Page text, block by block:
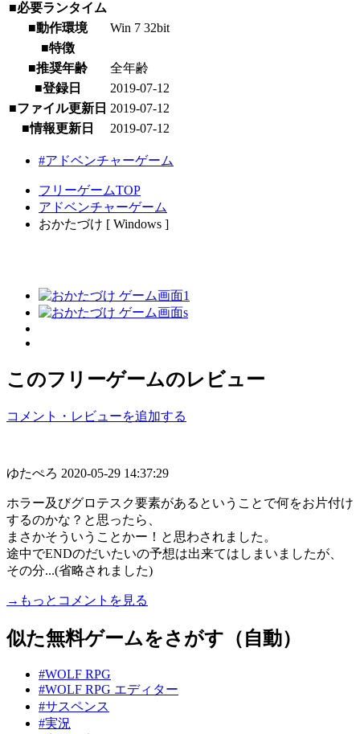
■必要ランタイム
■動作環境
Win 7 32bit
■特徴
■推奨年齢
全年齢
■登録日
2019-07-12
■ファイル更新日 2019-07-12
■情報更新日
2019-07-12
#アドベンチャーゲーム
フリーゲームTOP
アドベンチャーゲーム
おかたづけ [ Windows ]
このフリーゲームのレビュー
コメント・レビューを追加する
ゆたぺろ 2020-05-29 14:37:29
ホラー及びグロテスク要素があるということで何をお片付け
するのかな？と思ったら、
まさかそういうことかー！と思わされました。
途中でENDのだいたいの予想は出来てはしまいましたが、
その分...(省略されました)
→もっとコメントを見る
似た無料ゲームをさがす（自動）
#WOLF RPG
#WOLF RPG エディター
#サスペンス
#実況